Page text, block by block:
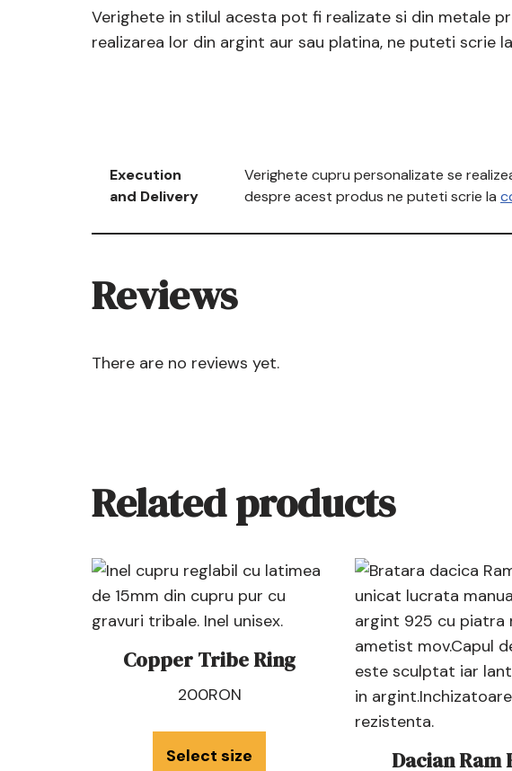
Verighete in stilul acesta pot fi realizate si din metale
realizarea lor din argint aur sau platina, ne puteti scrie
Execution
and Delivery
Verighete cupru personalizate se
despre acest produs ne puteti scrie la
Reviews
There are no reviews yet.
Related products
Copper Tribe Ring
200RON
Select size
Dacian Ram